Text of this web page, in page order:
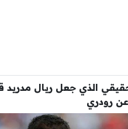
الذي جعل ريال مدريد
رودري